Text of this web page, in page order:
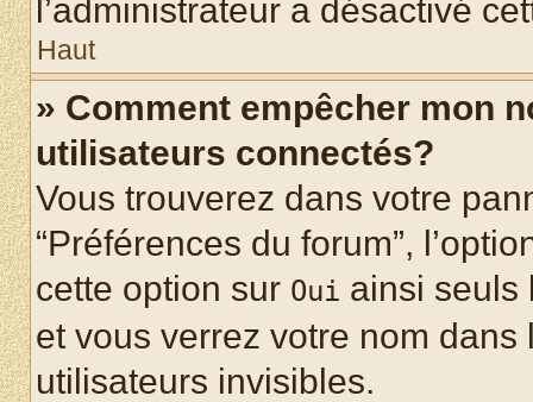
l’administrateur a désactivé
Haut
» Comment empêcher mon
utilisateurs connectés?
Vous trouverez dans votre
“Préférences du forum”,
cette option sur Oui ainsi seuls
et vous verrez votre nom
utilisateurs invisibles.